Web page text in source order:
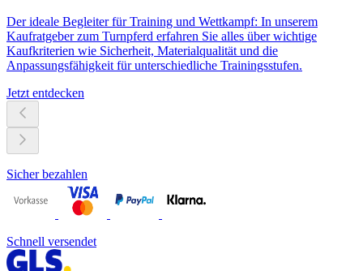
Der ideale Begleiter für Training und Wettkampf: In unserem
Kaufratgeber zum Turnpferd erfahren Sie alles über wichtige
Kaufkriterien wie Sicherheit, Materialqualität und die
Anpassungsfähigkeit für unterschiedliche Trainingsstufen.
Jetzt entdecken
Sicher bezahlen
Schnell versendet